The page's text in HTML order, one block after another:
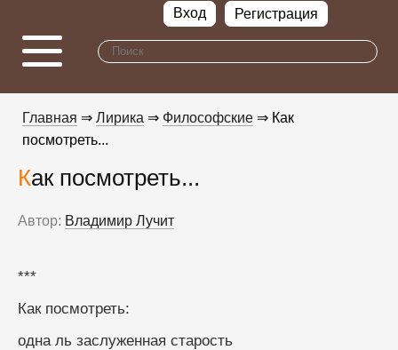
Вход Регистрация
Главная ⇒ Лирика ⇒ Философские ⇒ Как
посмотреть...
Как посмотреть...
Автор: Владимир Лучит
***
Как посмотреть:
одна ль заслуженная старость